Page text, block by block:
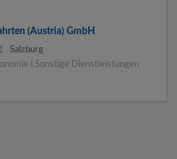
(Austria) GmbH
Salzburg
| Sonstige Dienstleistungen